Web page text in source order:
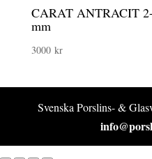
CARAT ANTRACIT
mm
3000 kr
Svenska Porslins- &